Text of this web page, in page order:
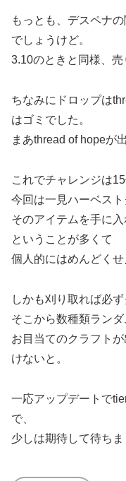
もっとも、デスペナ
でしょうけど。
3.10のときと同様、売
ちなみにドロップは
はゴミでした。
まあthread of hopeが
これでチャレンジは
今回は一見ハーベスト
そのアイテムを手に
ということが多くて
個人的にはめんどくせ
しかも刈り取れば必
そこから数種類ランダ
お目当てのクラフト
けないと。
一応アップデートで
で、
少しは期待して待ちま